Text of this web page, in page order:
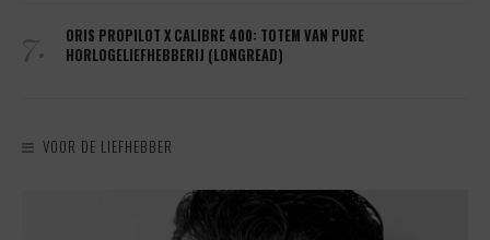
7.
ORIS PROPILOT X CALIBRE 400: TOTEM VAN PURE
HORLOGELIEFHEBBERIJ (LONGREAD)
VOOR DE LIEFHEBBER